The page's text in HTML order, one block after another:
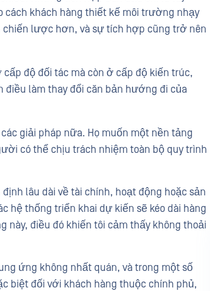
khách hàng thiết kế môi trường nhạy
chiến lược hơn, và sự tích hợp cũng trở nên
độ đối tác mà còn ở cấp độ kiến ​​trúc,
làm thay đổi căn bản hướng đi của
giải pháp nữa. Họ muốn một nền tảng
có thể chịu trách nhiệm toàn bộ quy trình
lâu dài về tài chính, hoạt động hoặc sản
hệ thống triển khai dự kiến ​​sẽ kéo dài hàng
này, điều đó khiến tôi cảm thấy không thoải
ứng không nhất quán, và trong một số
biệt đối với khách hàng thuộc chính phủ,